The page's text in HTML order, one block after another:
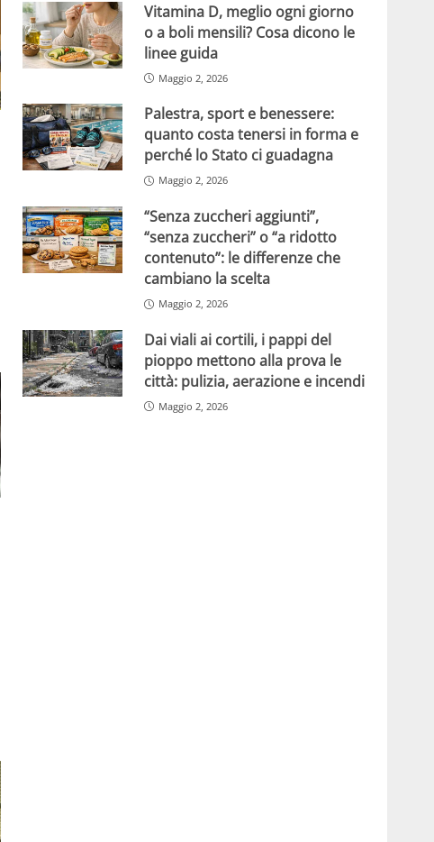
Vitamina D, meglio ogni giorno
o a boli mensili? Cosa dicono le
linee guida
Maggio 2, 2026
Palestra, sport e benessere:
quanto costa tenersi in forma e
perché lo Stato ci guadagna
Maggio 2, 2026
“Senza zuccheri aggiunti”,
“senza zuccheri” o “a ridotto
contenuto”: le differenze che
cambiano la scelta
Maggio 2, 2026
Dai viali ai cortili, i pappi del
pioppo mettono alla prova le
città: pulizia, aerazione e incendi
Maggio 2, 2026